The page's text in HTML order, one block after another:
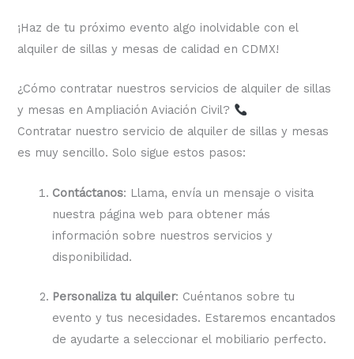
¡Haz de tu próximo evento algo inolvidable con el
alquiler de sillas y mesas de calidad en CDMX!
¿Cómo contratar nuestros servicios de alquiler de sillas
y mesas en Ampliación Aviación Civil?
Contratar nuestro servicio de alquiler de sillas y mesas
es muy sencillo. Solo sigue estos pasos:
Contáctanos: Llama, envía un mensaje o visita
nuestra página web para obtener más
información sobre nuestros servicios y
disponibilidad.
Personaliza tu alquiler: Cuéntanos sobre tu
evento y tus necesidades. Estaremos encantados
de ayudarte a seleccionar el mobiliario perfecto.